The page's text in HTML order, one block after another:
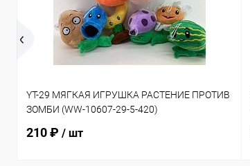
YT-29 МЯГКАЯ ИГРУШКА РАСТЕНИЕ ПРОТИВ
ЗОМБИ (WW-10607-29-5-420)
210 ₽ / шт